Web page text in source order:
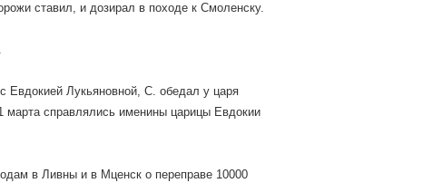
ставил, и дозирал в походе к Смоленску.
Евдокией Лукьяновной, С. обедал у царя
марта справлялись именины царицы Евдокии
в Ливны и в Мценск о переправе 10000